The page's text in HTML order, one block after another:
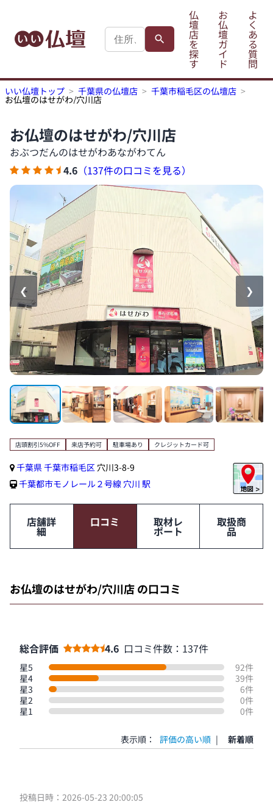
仏
壇
店
を
探
す
お
仏
壇
ガ
イ
ド
よ
く
あ
る
質
問
いい仏壇トップ 千葉県の仏壇店 千葉市稲毛区の仏壇店
お仏壇のはせがわ/穴川店
お仏壇のはせがわ/穴川店
おぶつだんのはせがわあながわてん
4.6 （137件の口コミを見る）
❮ ❯
店頭割引5%OFF 来店予約可 駐車場あり クレジットカード可
千葉県千葉市稲毛区 穴川3-8-9
千葉都市モノレール２号線 穴川 駅
店舗詳
細
口コミ 取材レ
ポート
取扱商
品
お仏壇のはせがわ/穴川店 の口コミ
総合評価 4.6 口コミ件数：137件
星5
92件
星4
39件
星3
6件
星2
0件
星1
0件
表示順： 評価の高い順 | 新着順
投稿日時：2026-05-23 20:00:05